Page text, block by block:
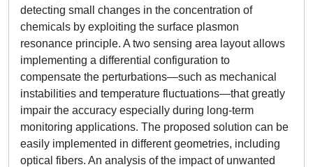
detecting small changes in the concentration of
chemicals by exploiting the surface plasmon
resonance principle. A two sensing area layout allows
implementing a differential configuration to
compensate the perturbations—such as mechanical
instabilities and temperature fluctuations—that greatly
impair the accuracy especially during long-term
monitoring applications. The proposed solution can be
easily implemented in different geometries, including
optical fibers. An analysis of the impact of unwanted